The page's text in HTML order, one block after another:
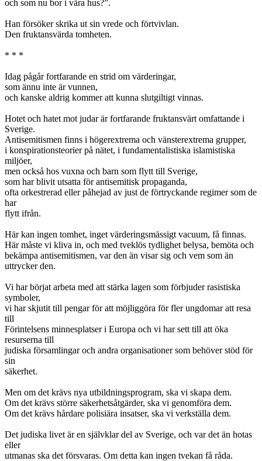
och som nu bor i våra hus?”.
Han försöker skrika ut sin vrede och förtvivlan.
Den fruktansvärda tomheten.
* * *
Idag pågår fortfarande en strid om värderingar,
som ännu inte är vunnen,
och kanske aldrig kommer att kunna slutgiltigt vinnas.
Hotet och hatet mot judar är fortfarande fruktansvärt omfattande i
Sverige.
Antisemitismen finns i högerextrema och vänsterextrema grupper,
i konspirationsteorier på nätet, i fundamentalistiska islamistiska
miljöer,
men också hos vuxna och barn som flytt till Sverige,
som har blivit utsatta för antisemitisk propaganda,
ofta orkestrerad eller påhejad av just de förtryckande regimer som de
har
flytt ifrån.
Här kan ingen tomhet, inget värderingsmässigt vacuum, få finnas.
Här måste vi kliva in, och med tveklös tydlighet belysa, bemöta och
bekämpa antisemitismen, var den än visar sig och vem som än
uttrycker den.
Vi har börjat arbeta med att stärka lagen som förbjuder rasistiska
symboler,
vi har skjutit till pengar för att möjliggöra för fler ungdomar att resa
till
Förintelsens minnesplatser i Europa och vi har sett till att öka
resurserna till
judiska församlingar och andra organisationer som behöver stöd för
sin
säkerhet.
Men om det krävs nya utbildningsprogram, ska vi skapa dem.
Om det krävs större säkerhetsåtgärder, ska vi genomföra dem.
Om det krävs hårdare polisiära insatser, ska vi verkställa dem.
Det judiska livet är en självklar del av Sverige, och var det än hotas
eller
utmanas ska det försvaras. Om detta kan ingen tvekan få råda.